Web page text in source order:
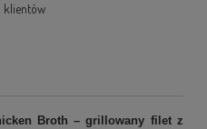
klientów
Broth – grillowany filet z